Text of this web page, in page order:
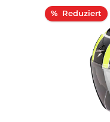
% Rabatt